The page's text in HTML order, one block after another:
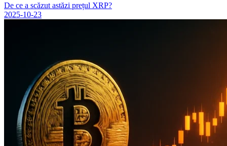
De ce a scăzut astăzi prețul XRP?
2025-10-23